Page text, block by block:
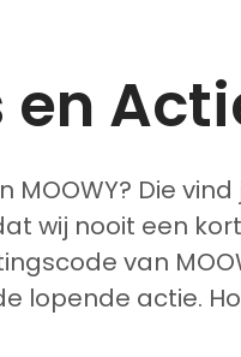
Die
wij nooit een
van
lopende actie.